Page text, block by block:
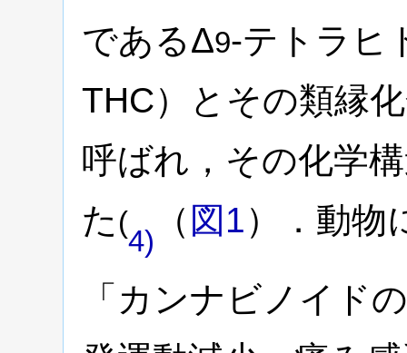
であるΔ9-テトラヒ
THC）とその類縁
呼ばれ，その化学
た (
4)
（ 図1）．動物
「カンナビノイド